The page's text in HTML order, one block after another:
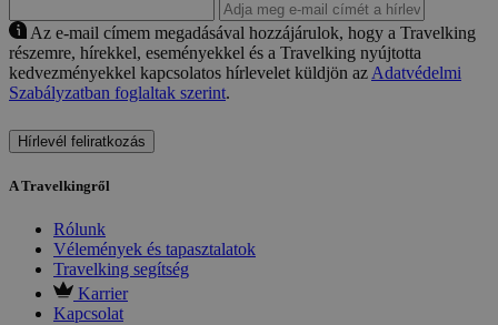
Az e-mail címem megadásával hozzájárulok, hogy a Travelking
részemre, hírekkel, eseményekkel és a Travelking nyújtotta
kedvezményekkel kapcsolatos hírlevelet küldjön az Adatvédelmi
Szabályzatban foglaltak szerint.
Hírlevél feliratkozás
A Travelkingről
Rólunk
Vélemények és tapasztalatok
Travelking segítség
Karrier
Kapcsolat